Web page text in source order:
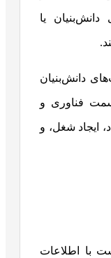
یا
شرکت‌های دانش‌بنیان
فناوری و
ایجاد شغل، و
با اطلاعات